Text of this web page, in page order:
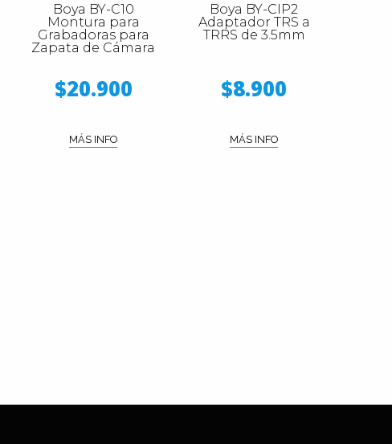
Boya BY-C10
Montura para
Grabadoras para
Zapata de Cámara
$20.900
MÁS INFO
Boya BY-CIP2
Adaptador TRS a
TRRS de 3.5mm
$8.900
MÁS INFO